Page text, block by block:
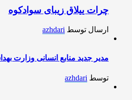
چرات ییلاق زیبای سوادکوه
ارسال توسط azhdari
مدیر جدید منابع انسانی وزارت
توسط azhdari